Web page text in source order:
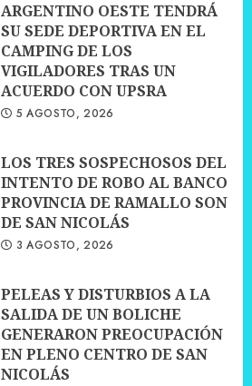
ARGENTINO OESTE TENDRÁ
SU SEDE DEPORTIVA EN EL
CAMPING DE LOS
VIGILADORES TRAS UN
ACUERDO CON UPSRA
5 AGOSTO, 2026
LOS TRES SOSPECHOSOS DEL
INTENTO DE ROBO AL BANCO
PROVINCIA DE RAMALLO SON
DE SAN NICOLÁS
3 AGOSTO, 2026
PELEAS Y DISTURBIOS A LA
SALIDA DE UN BOLICHE
GENERARON PREOCUPACIÓN
EN PLENO CENTRO DE SAN
NICOLÁS